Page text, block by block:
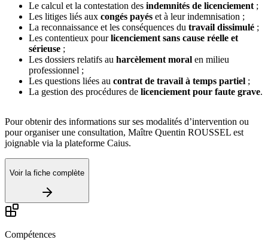
Le calcul et la contestation des indemnités de licenciement;
Les litiges liés aux congés payés et à leur indemnisation ;
La reconnaissance et les conséquences du travail dissimulé ;
Les contentieux pourlicenciement sans cause réelle et
sérieuse ;
Les dossiers relatifs au harcèlement moral en milieu
professionnel ;
Les questions liées au contrat de travail à temps partiel ;
La gestion des procédures de licenciement pour faute grave.
Pour obtenir des informations sur ses modalités d’intervention ou
pour organiser une consultation, Maître Quentin ROUSSEL est
joignable via la plateforme Caius.
Voir la fiche complète
Compétences